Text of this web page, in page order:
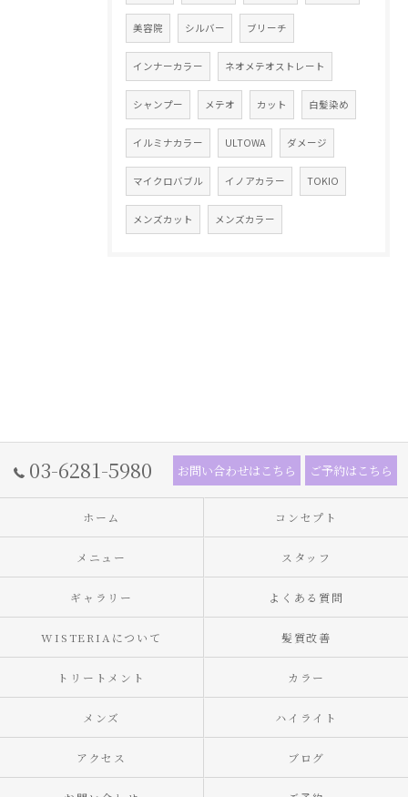
美容院 シルバー ブリーチ
インナーカラー ネオメテオストレート
シャンプー メテオ カット 白髪染め
イルミナカラー ULTOWA ダメージ
マイクロバブル イノアカラー TOKIO
メンズカット メンズカラー
03-6281-5980 お問い合わせはこちら ご予約はこちら
ホーム コンセプト
メニュー スタッフ
ギャラリー よくある質問
WISTERIAについて 髪質改善
トリートメント カラー
メンズ ハイライト
アクセス ブログ